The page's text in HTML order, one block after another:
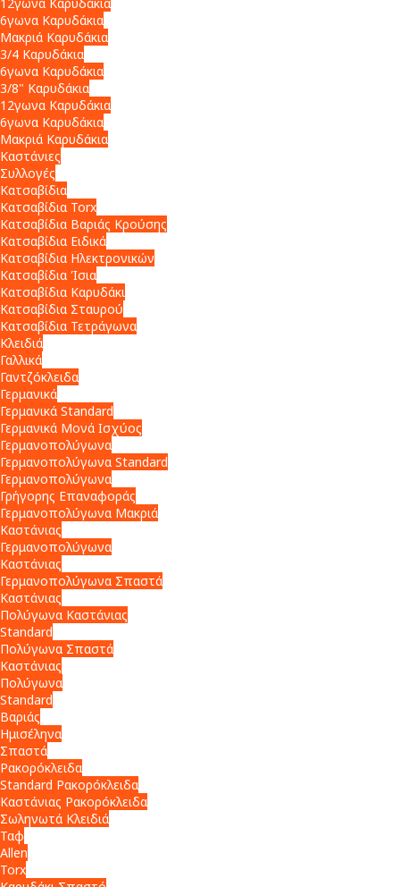
6γωνα Καρυδάκια
Μακριά Καρυδάκια
3/4 Καρυδάκια
6γωνα Καρυδάκια
3/8" Καρυδάκια
12γωνα Καρυδάκια
6γωνα Καρυδάκια
Μακριά Καρυδάκια
Καστάνιες
Συλλογές
Κατσαβίδια
Κατσαβίδια Torx
Κατσαβίδια Βαριάς Κρούσης
Κατσαβίδια Ειδικά
Κατσαβίδια Ηλεκτρονικών
Κατσαβίδια Ίσια
Κατσαβίδια Καρυδάκι
Κατσαβίδια Σταυρού
Κατσαβίδια Τετράγωνα
Κλειδιά
Γαλλικά
Γαντζόκλειδα
Γερμανικά
Γερμανικά Standard
Γερμανικά Μονά Ισχύος
Γερμανοπολύγωνα
Γερμανοπολύγωνα Standard
Γερμανοπολύγωνα
Γρήγορης Επαναφοράς
Γερμανοπολύγωνα Μακριά
Καστάνιας
Γερμανοπολύγωνα
Καστάνιας
Γερμανοπολύγωνα Σπαστά
Καστάνιας
Πολύγωνα Καστάνιας
Standard
Πολύγωνα Σπαστά
Καστάνιας
Πολύγωνα
Standard
Βαριάς
Ημισέληνα
Σπαστά
Ρακορόκλειδα
Standard Ρακορόκλειδα
Καστάνιας Ρακορόκλειδα
Σωληνωτά Κλειδιά
Ταφ
Allen
Torx